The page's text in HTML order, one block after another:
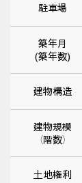
駐車場
築年月
(築年数)
建物構造
建物規模
（階数）
土地権利